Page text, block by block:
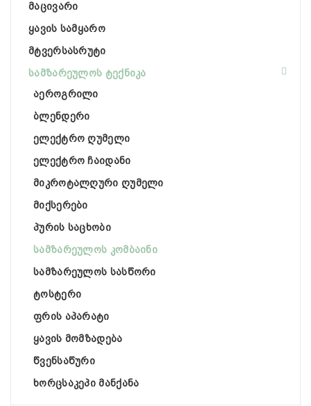
მაცივარი
ყავის სამყარო
მტვერსასრუტი
სამზარეულოს ტექნიკა
აეროგრილი
ბლენდერი
ელექტრო ღუმელი
ელექტრო ჩაიდანი
მიკროტალღური ღუმელი
მიქსერები
პურის საცხობი
სამზარეულოს კომბაინი
სამზარეულოს სასწორი
ტოსტერი
ფრის აპარატი
ყავის მომზადება
წვენსაწური
ხორცსაკეპი მანქანა